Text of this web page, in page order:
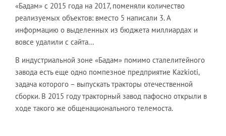
«Бадам» с 2015 года на 2017, поменяли количество
реализуемых объектов: вместо 5 написали 3. А
информацию о выделенных из бюджета миллиардах и
вовсе удалили с сайта...
В индустриальной зоне «Бадам» помимо сталелитейного
завода есть еще одно помпезное предприятие Kazkioti,
задача которого – выпускать тракторы отечественной
сборки. В 2015 году тракторный завод пафосно открыли в
ходе такого же общенационального телемоста.